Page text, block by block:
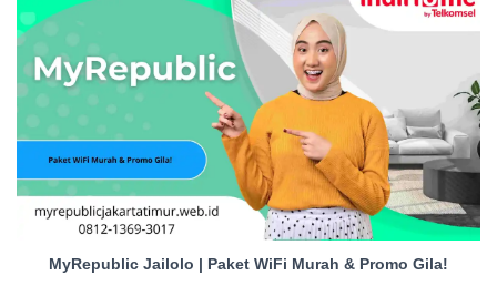
MyRepublic Jailolo | Paket WiFi Murah & Promo Gila!